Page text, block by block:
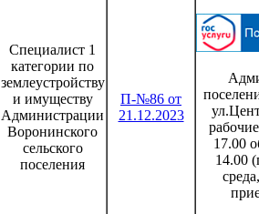
Специалист 1
категории по
землеустройству
и имуществу
Администрации
Воронинского
сельского
поселения
П-№86 от
21.12.2023
17.00
14.00